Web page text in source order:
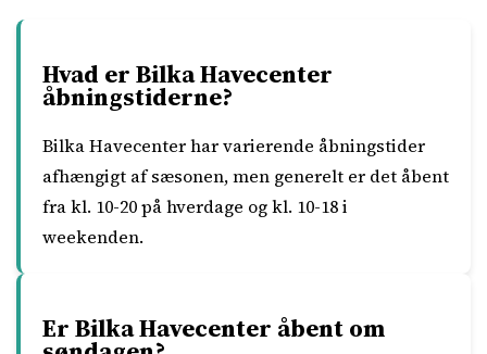
Hvad er Bilka Havecenter
åbningstiderne?
Bilka Havecenter har varierende åbningstider
afhængigt af sæsonen, men generelt er det åbent
fra kl. 10-20 på hverdage og kl. 10-18 i
weekenden.
Er Bilka Havecenter åbent om